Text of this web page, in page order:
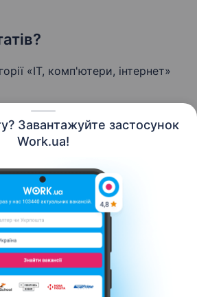
Завантажуйте застосунок
Work.ua!
«IT, комп'ютери, інтернет»
Про нас
Кар’єра
Допомога Умови використання